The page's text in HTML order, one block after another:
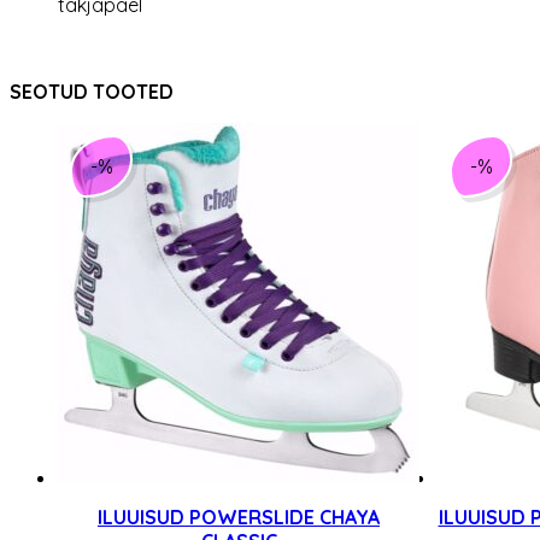
SEOTUD TOOTED
-%
ILUUISUD POWERSLIDE CHAYA
-%
ILUUISUD